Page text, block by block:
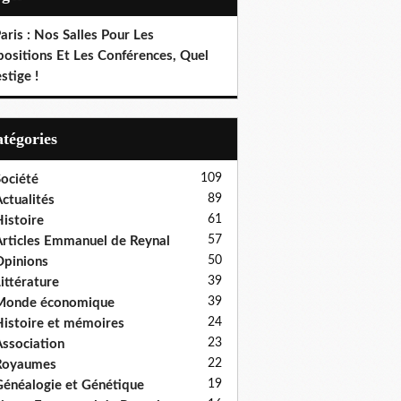
: Nos Salles Pour Les
Et Les Conférences, Quel
!
109
89
61
Emmanuel de Reynal 57
50
39
économique 39
et mémoires 24
23
22
et Génétique 19